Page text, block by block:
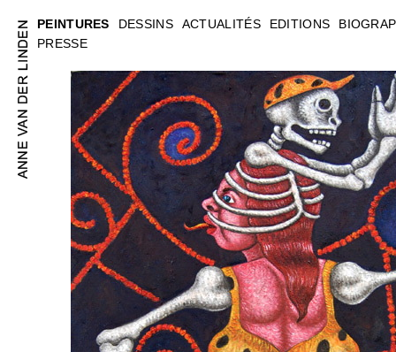
PEINTURES
PRESSE
DESSINS ACTUALITÉS EDITIONS